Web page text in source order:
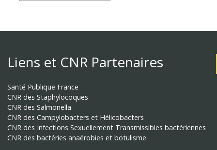
Liens et CNR Partenaires
Santé Publique France
CNR des Staphylocoques
CNR des Salmonella
CNR des Campylobacters et Hélicobacters
CNR des Infections Sexuellement Transmissibles bactériennes
CNR des bactéries anaérobies et botulisme